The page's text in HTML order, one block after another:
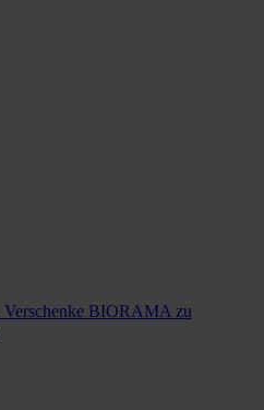
Verschenke BIORAMA zu